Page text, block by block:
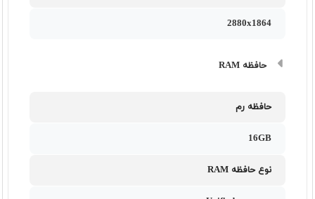
2880x1864
حافظه RAM
حافظه رم
16GB
نوع حافظه RAM